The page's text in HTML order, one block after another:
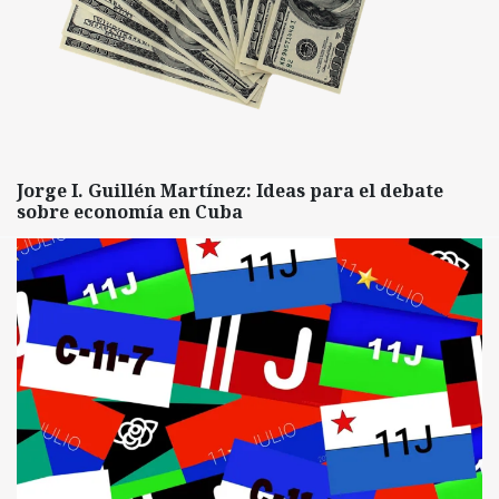
Jorge I. Guillén Martínez: Ideas para el debate
sobre economía en Cuba